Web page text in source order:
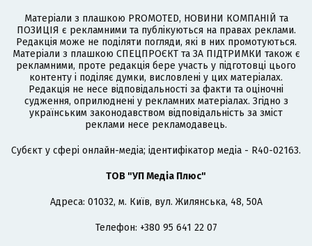
Матеріали з плашкою PROMOTED, НОВИНИ КОМПАНІЙ та
ПОЗИЦІЯ є рекламними та публікуються на правах реклами.
Редакція може не поділяти погляди, які в них промотуються.
Матеріали з плашкою СПЕЦПРОЄКТ та ЗА ПІДТРИМКИ також є
рекламними, проте редакція бере участь у підготовці цього
контенту і поділяє думки, висловлені у цих матеріалах.
Редакція не несе відповідальності за факти та оціночні
судження, оприлюднені у рекламних матеріалах. Згідно з
українським законодавством відповідальність за зміст
реклами несе рекламодавець.
Cубєкт у сфері онлайн-медіа; ідентифікатор медіа - R40-02163.
ТОВ "УП Медіа Плюс"
Адреса: 01032, м. Київ, вул. Жилянська, 48, 50А
Телефон: +380 95 641 22 07